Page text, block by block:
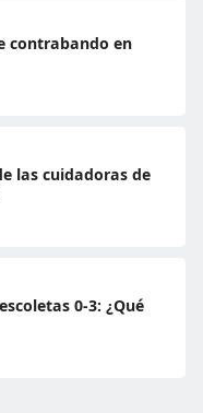
contrabando en
las cuidadoras de
0-3: ¿Qué